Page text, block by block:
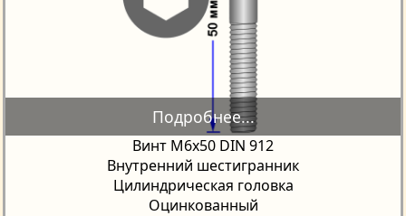
Винт М6х50 DIN 912
Внутренний шестигранник
Цилиндрическая головка
Оцинкованный